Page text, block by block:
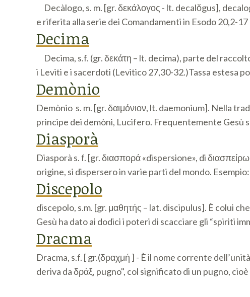
Decàlogo, s. m. [gr. δεκάλογος - lt. decalŏgus],
e riferita alla serie dei Comandamenti in Esodo 20,2-
Decima
Decima, s.f. (gr. δεκάτη – lt. decima), parte del
i Leviti e i sacerdoti (Levitico 27,30-32.)Tassa estesa
Demònio
Demònio s. m. [gr. δαιμόνιον, lt. daemonium]. Nella
principe dei demòni, Lucifero. Frequentemente Gesù
Diasporà
Diasporà s. f. [gr. διασπορά «dispersione», di
origine, si dispersero in varie parti del mondo.
Discepolo
discepolo, s.m. [gr. μαθητής – lat. discipulus]. È colui
Gesù ha dato ai dodici i poteri di scacciare gli “spiriti
Dracma
Dracma, s.f. [ gr.(δραχμή ] - È il nome corrente
deriva da δράξ, pugno", col significato di un pugno,